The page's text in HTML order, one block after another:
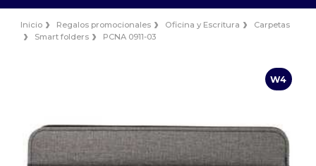
Inicio Regalos promocionales Oficina y Escritura
Carpetas
Smart folders
PCNA 0911-03
W4